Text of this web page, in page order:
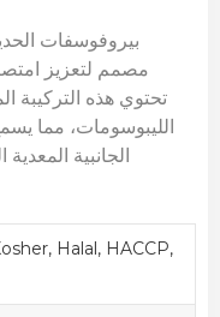
بيروفوسفات
مصمم لتعزيز
تحتوي هذه التركيبة
الليبوسومات، مما
الجانبية
Halal, HACCP,